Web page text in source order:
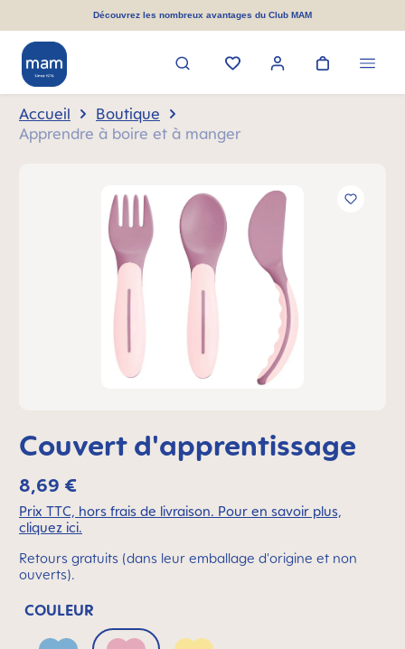
principalDécouvrez les nombreux avantages du Club MAM
Accueil
Boutique
Apprendre à boire et à manger
Couvert d'apprentissage
8,69 €
Prix TTC, hors frais de livraison. Pour en savoir plus,
cliquez ici.
Retours gratuits (dans leur emballage d'origine et non
ouverts).
COULEUR